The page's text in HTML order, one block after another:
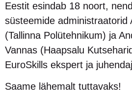
Eestit esindab 18 noort,
süsteemide administraatorid
(Tallinna Polütehnikum) ja
Vannas (Haapsalu
EuroSkills ekspert ja
Saame lähemalt tuttavaks!